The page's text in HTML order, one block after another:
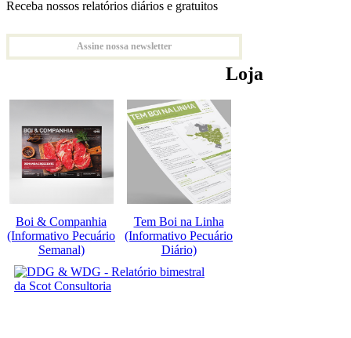
Receba nossos relatórios diários e gratuitos
Assine nossa newsletter
Loja
Boi & Companhia
(Informativo Pecuário
Semanal)
Tem Boi na Linha
(Informativo Pecuário
Diário)